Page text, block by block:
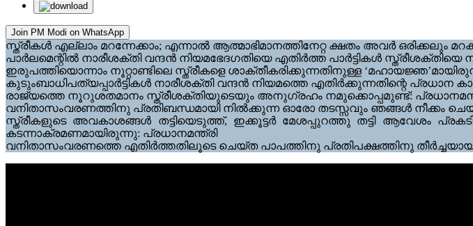
Join PM Modi on WhatsApp
സ്ത്രീകൾ എല്ലാം മറന്നേക്കാം; എന്നാൽ ആത്മാഭിമാനത്തിനേറ്റ ക്ഷതം അവർ ഒരിക്കലും
പാർലമെന്റിൽ നാരീശക്തി വന്ദൻ നിയമഭേദഗതിയെ എതിർത്ത പാർട്ടികൾ സ്ത്രീശക്തിയെ
ഇരുപത്തിയൊന്നാം നൂറ്റാണ്ടിലെ സ്ത്രീകളെ ശാക്തീകരിക്കുന്നതിനുള്ള
കുടുംബാധിപത്യപ്പാർട്ടികൾ നാരീശക്തി വന്ദൻ നിയമത്തെ എതിർക്കുന്നതിന്റെ പ്രധാന
രാജ്യത്തെ നൂറുശതമാനം സ്ത്രീശക്തിയുടെയും അനുഗ്രഹം നമുക്കൊപ്പമുണ്ട്:
വനിതാസംവരണത്തിനു പ്രതിബന്ധമായി നിൽക്കുന്ന ഓരോ തടസ്സവും ഞങ്ങൾ നീക്കം
സ്ത്രീകളുടെ അവകാശങ്ങൾ തട്ടിയെടുത്ത്, ഇക്കൂട്ടർ മേശപ്പുറത്തു തട്ടി ആവേശം
കടന്നാക്രമണമായിരുന്നു: പ്രധാനമന്ത്രി
വനിതാസംവരണത്തെ എതിർത്തതിലൂടെ ചെയ്ത പാപത്തിനു പ്രതിപക്ഷത്തിനു തീർച്ചയായും